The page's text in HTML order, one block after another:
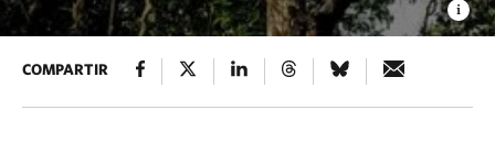
COMPARTIR